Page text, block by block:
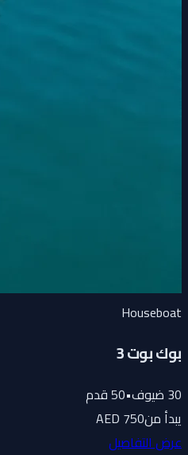
Houseboat
بوك بوت 3
30ضيوف•
50قدم
يبدأ من750 AED
عرض التفاصيل